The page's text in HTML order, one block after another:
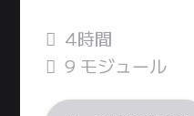
4時間
9 モジュール